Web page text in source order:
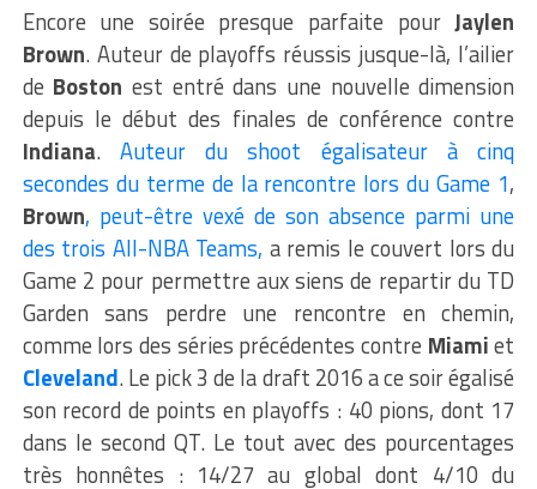
Encore une soirée presque parfaite pourJaylen
Brown. Auteur de playoffs réussis jusque-là, l’ailier
de Boston est entré dans une nouvelle dimension
depuis le début des finales de conférence contre
Indiana. Auteur du shoot égalisateur à cinq
secondes du terme de la rencontre lors du Game 1,
Brown, peut-être vexé de son absence parmi une
des trois All-NBA Teams, a remis le couvert lors du
Game 2 pour permettre aux siens de repartir du TD
Garden sans perdre une rencontre en chemin,
comme lors des séries précédentes contre Miamiet
Cleveland. Le pick 3 de la draft 2016 a ce soir égalisé
son record de points en playoffs : 40 pions, dont 17
dans le second QT. Le tout avec des pourcentages
très honnêtes : 14/27 au global dont 4/10 du